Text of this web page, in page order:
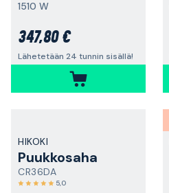
1510 W
347,80 €
Lähetetään 24 tunnin sisällä!
HIKOKI
Puukkosaha
CR36DA
5,0